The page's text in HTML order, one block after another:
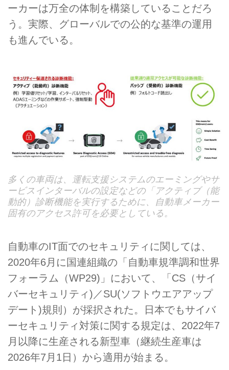
ーカーは万全の体制を構築していることだろ
う。実際、グローバルでの公的な基準の運用
も進んでいる。
多くの車両は、運転支援システムのエーミングやサ
ービスインターバルの設定などの「アクティブ（能
動的）診断機能を実行するために、自動車メーカー
固有のアクセス許可を必要としている。
自動車のIT面でのセキュリティに関しては、
2020年6月に国連組織の「自動車規準調和世界
フォーラム（WP29)」において、「CS（サイ
バーセキュリティ)／SU(ソフトウエアアップ
デート)規則）が採択された。日本でもサイバ
ーセキュリティ対策に関する規定は、2022年7
月以降に生産される新型車（継続生産車は
2026年7月1日）から適用が始まる。